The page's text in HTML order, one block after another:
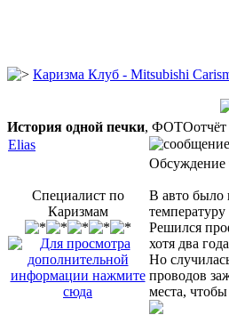
Каризма Клуб - Mitsubishi
История одной печки, ФОТОотчёт
Elias
Специалист по
Каризмам
Обсуждение
В авто было
Решился
хотя два
Но
проводов
места,